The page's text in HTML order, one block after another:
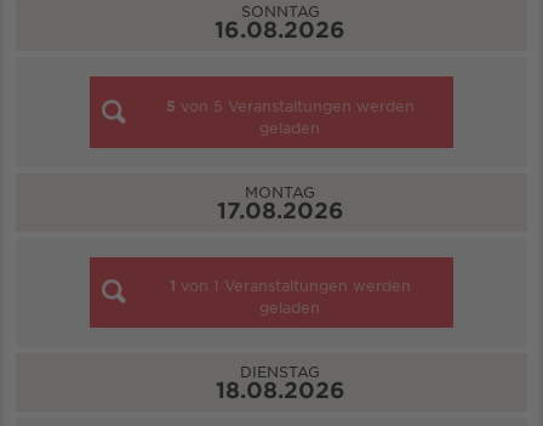
SONNTAG
16.08.2026
5 von 5 Veranstaltungen werden
geladen
MONTAG
17.08.2026
1 von 1 Veranstaltungen werden
geladen
DIENSTAG
18.08.2026